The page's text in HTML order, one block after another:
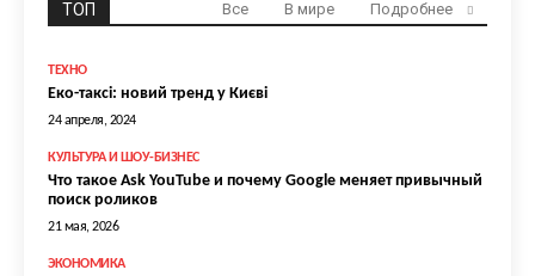
ТОП Все В мире Подробнее
ТЕХНО
Еко-таксі: новий тренд у Києві
24 апреля, 2024
КУЛЬТУРА И ШОУ-БИЗНЕС
Что такое Ask YouTube и почему Google меняет привычный
поиск роликов
21 мая, 2026
ЭКОНОМИКА